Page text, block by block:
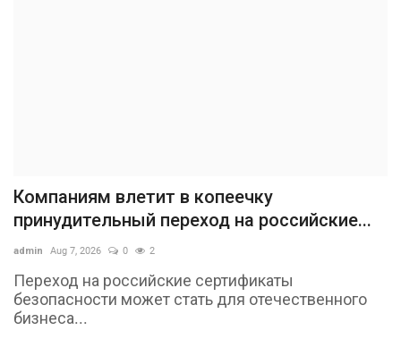
Компаниям влетит в копеечку
принудительный переход на российские...
admin Aug 7, 2026 0 2
Переход на российские сертификаты
безопасности может стать для отечественного
бизнеса...